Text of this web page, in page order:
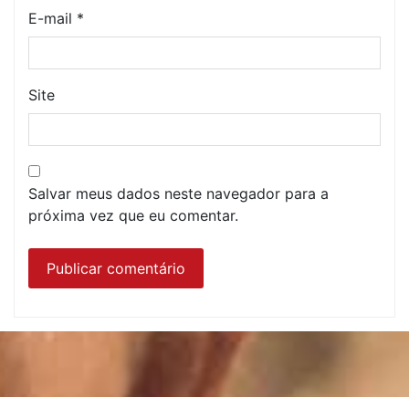
E-mail *
Site
Salvar meus dados neste navegador para a
próxima vez que eu comentar.